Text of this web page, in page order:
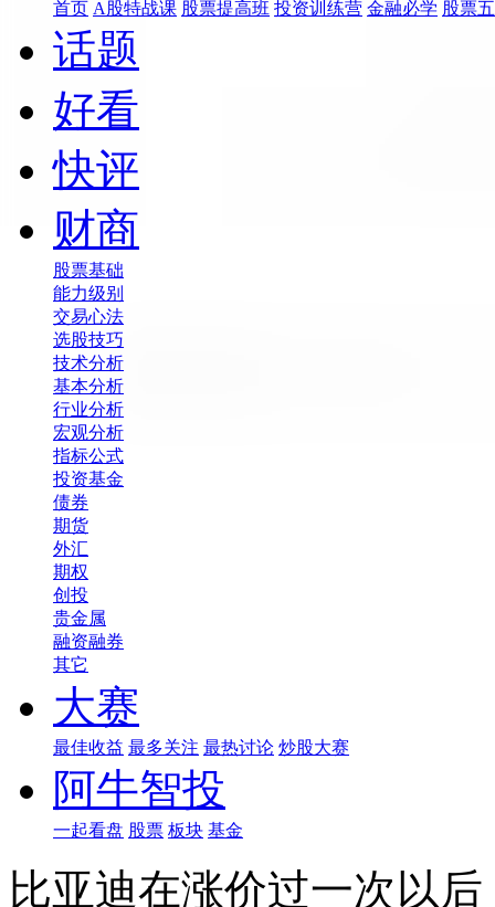
首页 A股特战课 股票提高班 投资训练营 金融必学 股票
话题
好看
快评
财商
股票基础
能力级别
交易心法
选股技巧
技术分析
基本分析
行业分析
宏观分析
指标公式
投资基金
债券
期货
外汇
期权
创投
贵金属
融资融券
其它
大赛
最佳收益 最多关注 最热讨论 炒股大赛
阿牛智投
一起看盘 股票 板块 基金
比亚迪在涨价过一次以